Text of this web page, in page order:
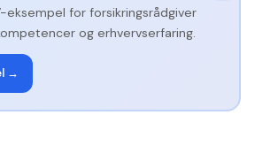
eksempel for forsikringsrådgiver
og erhvervserfaring.
→